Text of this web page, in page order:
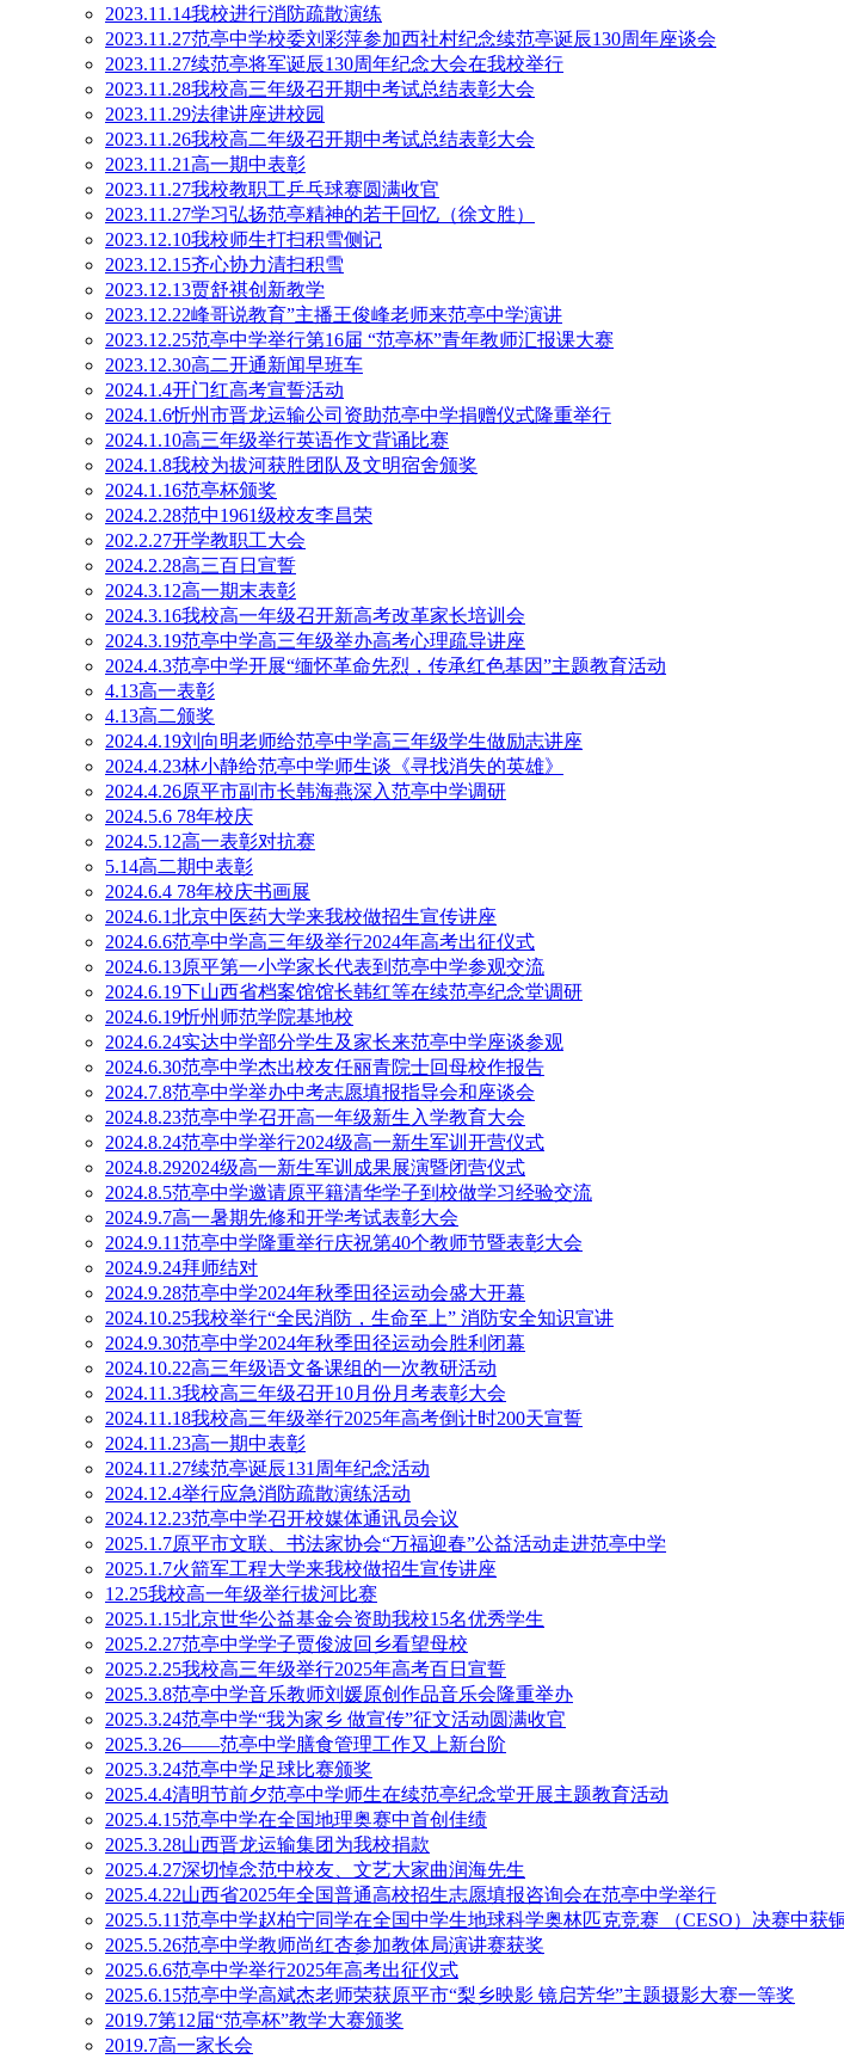
2023.11.14我校进行消防疏散演练
2023.11.27范亭中学校委刘彩萍参加西社村纪念续范亭诞辰130周年座谈会
2023.11.27续范亭将军诞辰130周年纪念大会在我校举行
2023.11.28我校高三年级召开期中考试总结表彰大会
2023.11.29法律讲座进校园
2023.11.26我校高二年级召开期中考试总结表彰大会
2023.11.21高一期中表彰
2023.11.27我校教职工乒乓球赛圆满收官
2023.11.27学习弘扬范亭精神的若干回忆（徐文胜）
2023.12.10我校师生打扫积雪侧记
2023.12.15齐心协力清扫积雪
2023.12.13贾舒祺创新教学
2023.12.22峰哥说教育”主播王俊峰老师来范亭中学演讲
2023.12.25范亭中学举行第16届 “范亭杯”青年教师汇报课大赛
2023.12.30高二开通新闻早班车
2024.1.4开门红高考宣誓活动
2024.1.6忻州市晋龙运输公司资助范亭中学捐赠仪式隆重举行
2024.1.10高三年级举行英语作文背诵比赛
2024.1.8我校为拔河获胜团队及文明宿舍颁奖
2024.1.16范亭杯颁奖
2024.2.28范中1961级校友李昌荣
202.2.27开学教职工大会
2024.2.28高三百日宣誓
2024.3.12高一期末表彰
2024.3.16我校高一年级召开新高考改革家长培训会
2024.3.19范亭中学高三年级举办高考心理疏导讲座
2024.4.3范亭中学开展“缅怀革命先烈，传承红色基因”主题教育活动
4.13高一表彰
4.13高二颁奖
2024.4.19刘向明老师给范亭中学高三年级学生做励志讲座
2024.4.23林小静给范亭中学师生谈《寻找消失的英雄》
2024.4.26原平市副市长韩海燕深入范亭中学调研
2024.5.6 78年校庆
2024.5.12高一表彰对抗赛
5.14高二期中表彰
2024.6.4 78年校庆书画展
2024.6.1北京中医药大学来我校做招生宣传讲座
2024.6.6范亭中学高三年级举行2024年高考出征仪式
2024.6.13原平第一小学家长代表到范亭中学参观交流
2024.6.19下山西省档案馆馆长韩红等在续范亭纪念堂调研
2024.6.19忻州师范学院基地校
2024.6.24实达中学部分学生及家长来范亭中学座谈参观
2024.6.30范亭中学杰出校友任丽青院士回母校作报告
2024.7.8范亭中学举办中考志愿填报指导会和座谈会
2024.8.23范亭中学召开高一年级新生入学教育大会
2024.8.24范亭中学举行2024级高一新生军训开营仪式
2024.8.292024级高一新生军训成果展演暨闭营仪式
2024.8.5范亭中学邀请原平籍清华学子到校做学习经验交流
2024.9.7高一暑期先修和开学考试表彰大会
2024.9.11范亭中学隆重举行庆祝第40个教师节暨表彰大会
2024.9.24拜师结对
2024.9.28范亭中学2024年秋季田径运动会盛大开幕
2024.10.25我校举行“全民消防，生命至上” 消防安全知识宣讲
2024.9.30范亭中学2024年秋季田径运动会胜利闭幕
2024.10.22高三年级语文备课组的一次教研活动
2024.11.3我校高三年级召开10月份月考表彰大会
2024.11.18我校高三年级举行2025年高考倒计时200天宣誓
2024.11.23高一期中表彰
2024.11.27续范亭诞辰131周年纪念活动
2024.12.4举行应急消防疏散演练活动
2024.12.23范亭中学召开校媒体通讯员会议
2025.1.7原平市文联、书法家协会“万福迎春”公益活动走进范亭中学
2025.1.7火箭军工程大学来我校做招生宣传讲座
12.25我校高一年级举行拔河比赛
2025.1.15北京世华公益基金会资助我校15名优秀学生
2025.2.27范亭中学学子贾俊波回乡看望母校
2025.2.25我校高三年级举行2025年高考百日宣誓
2025.3.8范亭中学音乐教师刘媛原创作品音乐会隆重举办
2025.3.24范亭中学“我为家乡 做宣传”征文活动圆满收官
2025.3.26——范亭中学膳食管理工作又上新台阶
2025.3.24范亭中学足球比赛颁奖
2025.4.4清明节前夕范亭中学师生在续范亭纪念堂开展主题教育活动
2025.4.15范亭中学在全国地理奥赛中首创佳绩
2025.3.28山西晋龙运输集团为我校捐款
2025.4.27深切悼念范中校友、文艺大家曲润海先生
2025.4.22山西省2025年全国普通高校招生志愿填报咨询会在范亭中学举行
2025.5.11范亭中学赵柏宁同学在全国中学生地球科学奥林匹克竞赛 （CESO）决赛中获
2025.5.26范亭中学教师尚红杏参加教体局演讲赛获奖
2025.6.6范亭中学举行2025年高考出征仪式
2025.6.15范亭中学高斌杰老师荣获原平市“梨乡映影 镜启芳华”主题摄影大赛一等奖
2019.7第12届“范亭杯”教学大赛颁奖
2019.7高一家长会